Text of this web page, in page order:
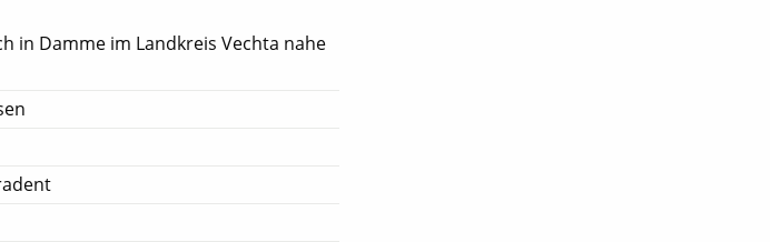
in Damme im Landkreis Vechta nahe